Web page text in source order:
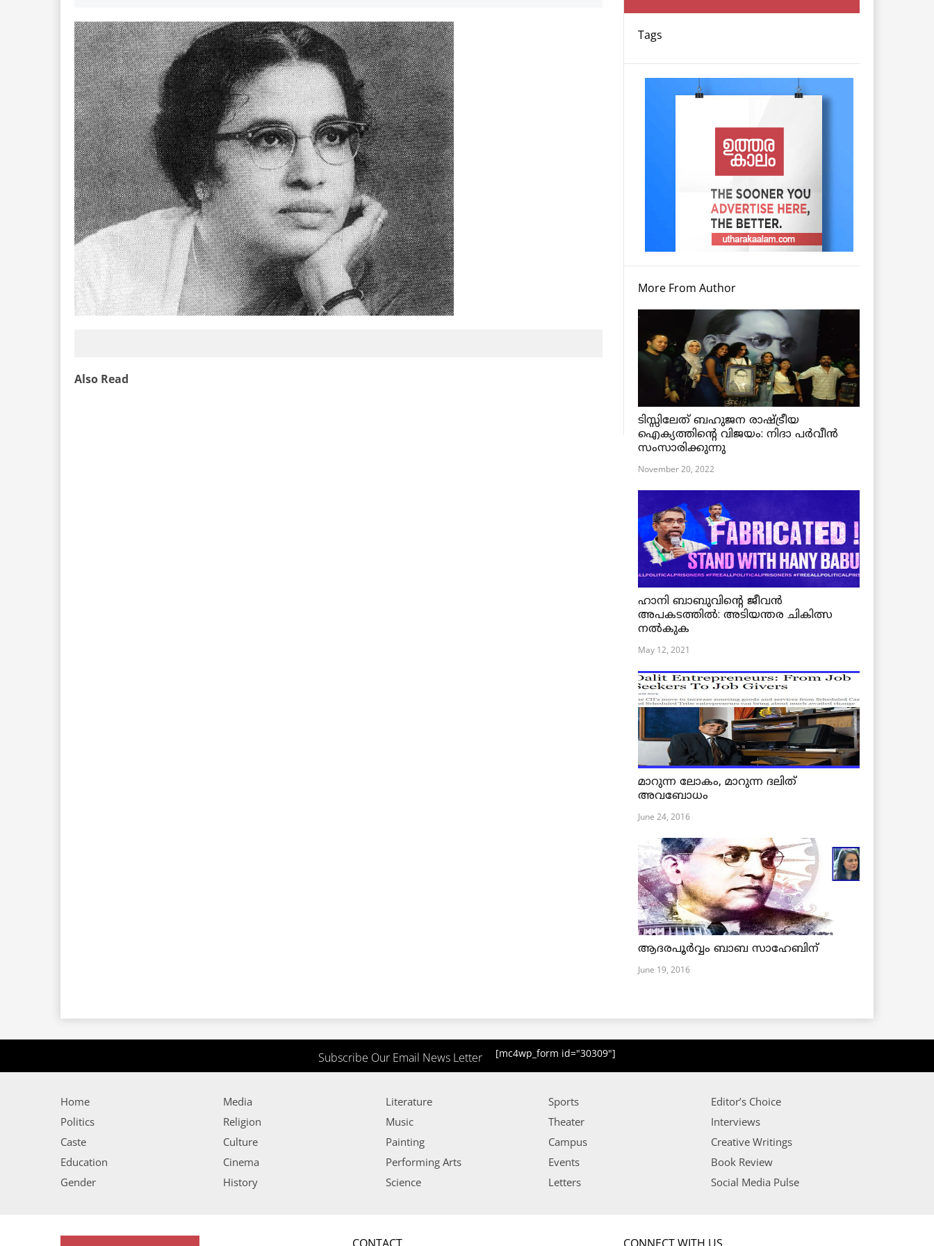
Also Read
Tags
More From Author
ടിസ്സിലേത് ബഹുജന രാഷ്ട്രീയ
ഐക്യത്തിന്റെ വിജയം: നിദാ പർവീൻ
സംസാരിക്കുന്നു
November 20, 2022
ഹാനി ബാബുവിന്റെ ജീവൻ
അപകടത്തിൽ: അടിയന്തര ചികിത്സ
നൽകുക
May 12, 2021
മാറുന്ന ലോകം, മാറുന്ന ദലിത്
അവബോധം
June 24, 2016
ആദരപൂര്‍വ്വം ബാബ സാഹേബിന്
June 19, 2016
Subscribe Our Email News Letter [mc4wp_form id="30309"]
Home
Politics
Caste
Education
Gender
Media
Religion
Culture
Cinema
History
Literature
Music
Painting
Performing Arts
Science
Sports
Theater
Campus
Events
Letters
Editor’s Choice
Interviews
Creative Writings
Book Review
Social Media Pulse